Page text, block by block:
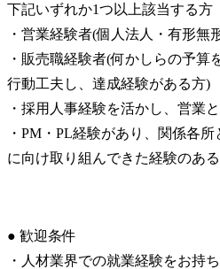
下記いずれか1つ以上該当する方
・営業経験者(個人法人・有形無
・販売職経験者(何かしらの予算
行動工夫し、達成経験がある方)
・採用人事経験を活かし、営業
・PM・PL経験があり、関係各
に向け取り組んできた経験のあ
● 歓迎条件
・人材業界での就業経験をお持